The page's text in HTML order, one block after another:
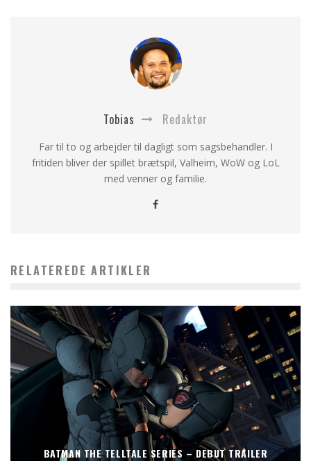
Tobias Redaktør
Far til to og arbejder til dagligt som sagsbehandler. I
fritiden bliver der spillet brætspil, Valheim, WoW og LoL
med venner og familie.
RELATEREDE ARTIKLER
BATMAN THE TELLTALE SERIES – DEBUT TRAILER